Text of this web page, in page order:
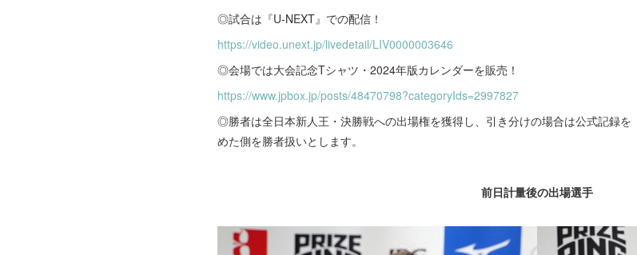
◎試合は『U-NEXT』での配信！
https://video.unext.jp/livedetail/LIV0000003646
◎会場では大会記念Tシャツ・2024年版カレンダーを販売！
https://www.jpbox.jp/posts/48470798?categoryIds=2997827
◎勝者は全日本新人王・決勝戦への出場権を獲得し、引き分けの場合は公式記録
めた側を勝者扱いとします。
前日計量後の出場選手